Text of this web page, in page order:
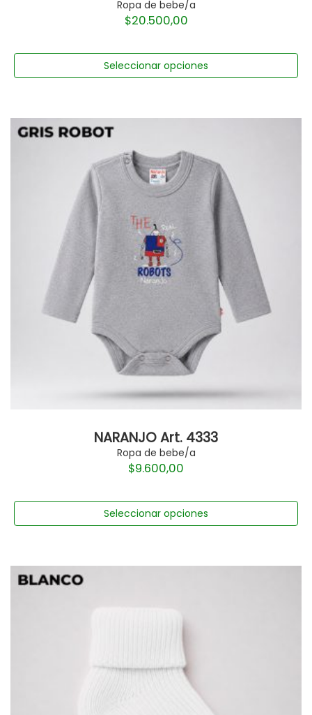
Ropa de bebe/a
$20.500,00
Seleccionar opciones
NARANJO Art. 4333
Ropa de bebe/a
$9.600,00
Seleccionar opciones